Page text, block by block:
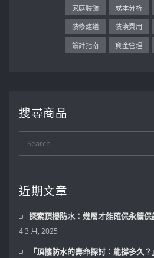
家庭裝飾 成本分析
裝修建議 裝潢費用
設計指南 資金管理
搜尋商品
近期文章
探索頂樓防水：幾層才能確保永續保
4 3 月, 2025
「頂樓防水的壽命探討：能撐多久？」